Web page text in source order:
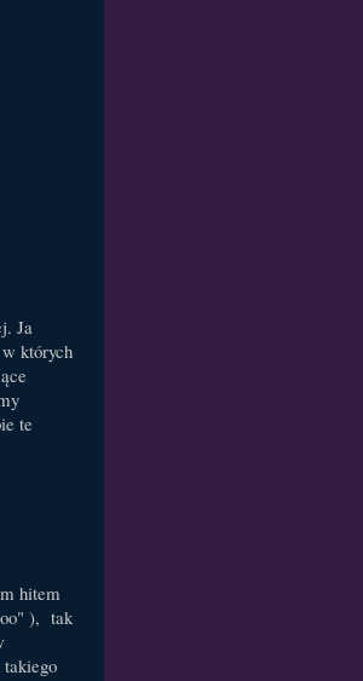
Ja
których
te
hitem
), tak